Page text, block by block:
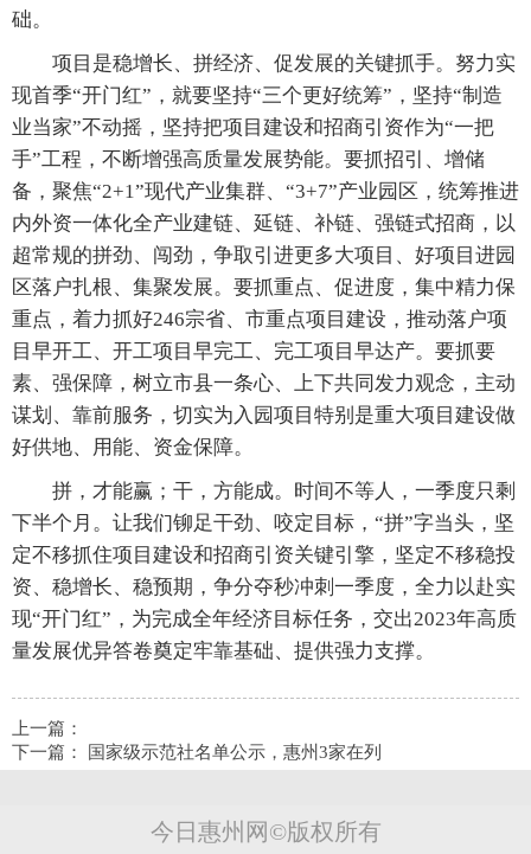
础。
项目是稳增长、拼经济、促发展的关键抓手。努力实
现首季“开门红”，就要坚持“三个更好统筹”，坚持“制造
业当家”不动摇，坚持把项目建设和招商引资作为“一把
手”工程，不断增强高质量发展势能。要抓招引、增储
备，聚焦“2+1”现代产业集群、“3+7”产业园区，统筹推进
内外资一体化全产业建链、延链、补链、强链式招商，以
超常规的拼劲、闯劲，争取引进更多大项目、好项目进园
区落户扎根、集聚发展。要抓重点、促进度，集中精力保
重点，着力抓好246宗省、市重点项目建设，推动落户项
目早开工、开工项目早完工、完工项目早达产。要抓要
素、强保障，树立市县一条心、上下共同发力观念，主动
谋划、靠前服务，切实为入园项目特别是重大项目建设做
好供地、用能、资金保障。
拼，才能赢；干，方能成。时间不等人，一季度只剩
下半个月。让我们铆足干劲、咬定目标，“拼”字当头，坚
定不移抓住项目建设和招商引资关键引擎，坚定不移稳投
资、稳增长、稳预期，争分夺秒冲刺一季度，全力以赴实
现“开门红”，为完成全年经济目标任务，交出2023年高质
量发展优异答卷奠定牢靠基础、提供强力支撑。
上一篇：
下一篇：
国家级示范社名单公示，惠州3家在列
今日惠州网©版权所有